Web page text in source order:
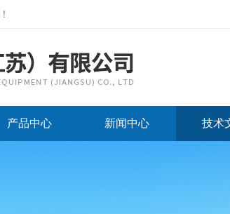
！
产品中心 新闻中心 技术